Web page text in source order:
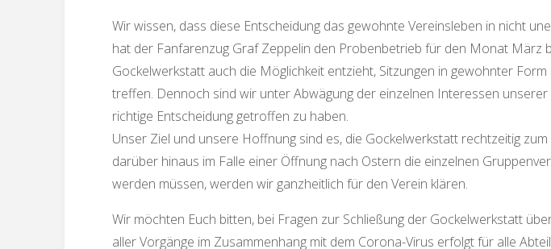
Wir wissen, dass diese Entscheidung das gewohnte Vereinsleben in nicht
hat der Fanfarenzug Graf Zeppelin den Probenbetrieb für den Monat März
Gockelwerkstatt auch die Möglichkeit entzieht, Sitzungen in gewohnter
treffen. Dennoch sind wir unter Abwägung der einzelnen Interessen
richtige Entscheidung getroffen zu haben.
Unser Ziel und unsere Hoffnung sind es, die Gockelwerkstatt rechtzeitig
darüber hinaus im Falle einer Öffnung nach Ostern die einzelnen
werden müssen, werden wir ganzheitlich für den Verein klären.
Wir möchten Euch bitten, bei Fragen zur Schließung der Gockelwerkstatt
aller Vorgänge im Zusammenhang mit dem Corona-Virus erfolgt für alle